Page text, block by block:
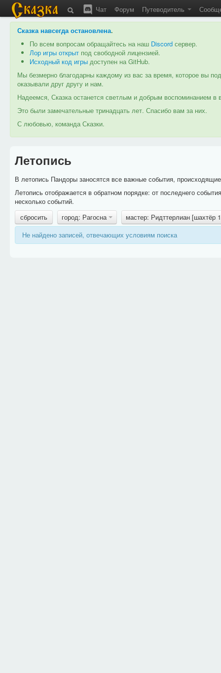
Чат Форум Путеводитель
Сказка навсегда остановлена.
По всем вопросам обращайтесь на наш Discord сервер.
Лор игры открыт под свободной лицензией.
Исходный код игры доступен на GitHub.
Мы безмерно благодарны каждому из вас за время, которое вы
оказывали друг другу и нам.
Надеемся, Сказка останется светлым и добрым воспоминанием
Это были замечательные тринадцать лет. Спасибо вам за них.
С любовью, команда Сказки.
Летопись
В летопись Пандоры заносятся все важные события,
Летопись отображается в обратном порядке: от последнего
несколько событий.
сбросить
город: Рагосна
мастер: Ридттерлиан [шахтёр
Не найдено записей, отвечающих условиям поиска